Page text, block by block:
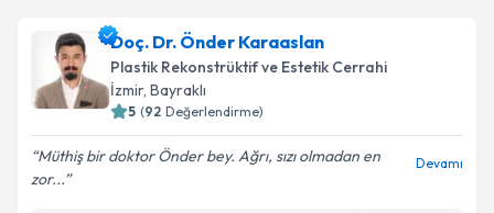
Doç. Dr. Önder Karaaslan
Plastik Rekonstrüktif ve Estetik Cerrahi
İzmir, Bayraklı
5 (92 Değerlendirme)
Müthiş bir doktor Önder bey. Ağrı, sızı olmadan en
zor...
Devamı